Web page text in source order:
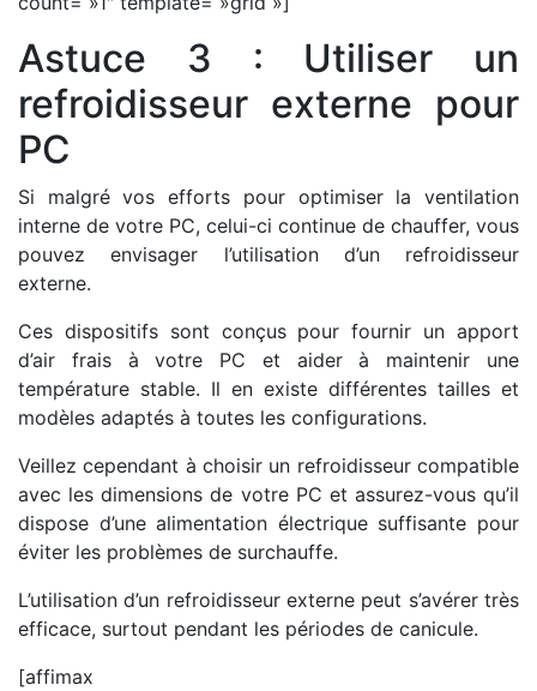
Astuce 3 : Utiliser un
refroidisseur externe pour
PC
Si malgré vos efforts pour optimiser la ventilation
interne de votre PC, celui-ci continue de chauffer, vous
pouvez envisager l’utilisation d’un refroidisseur
externe.
Ces dispositifs sont conçus pour fournir un apport
d’air frais à votre PC et aider à maintenir une
température stable. Il en existe différentes tailles et
modèles adaptés à toutes les configurations.
Veillez cependant à choisir un refroidisseur compatible
avec les dimensions de votre PC et assurez-vous qu’il
dispose d’une alimentation électrique suffisante pour
éviter les problèmes de surchauffe.
L’utilisation d’un refroidisseur externe peut s’avérer très
efficace, surtout pendant les périodes de canicule.
[affimax